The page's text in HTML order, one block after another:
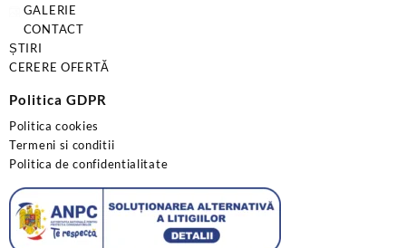
GALERIE
CONTACT
ȘTIRI
CERERE OFERTĂ
Politica GDPR
Politica cookies
Termeni si conditii
Politica de confidentialitate